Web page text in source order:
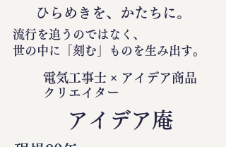
ひらめきを、かたちに。
流行を追うのではなく、
世の中に
「刻む」 ものを生み出す。
電気工事士 × アイデア商品
クリエイター
​アイデア庵